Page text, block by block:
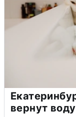
вернут воду